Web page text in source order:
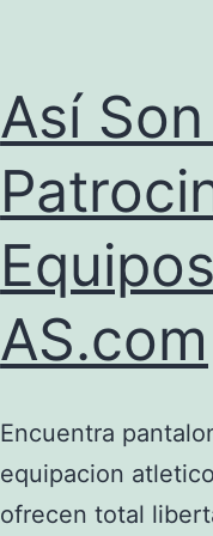
Así
AS.com
Encuentra
equipacion
ofrecen total